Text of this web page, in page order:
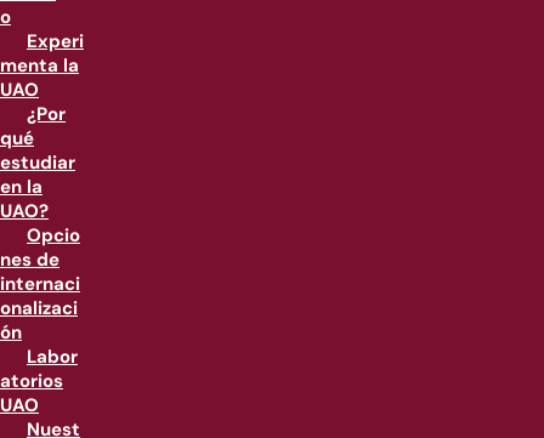
o
Experi
menta la
UAO
¿Por
qué
estudiar
en la
UAO?
Opcio
nes de
internaci
onalizaci
ón
Labor
atorios
UAO
Nuest